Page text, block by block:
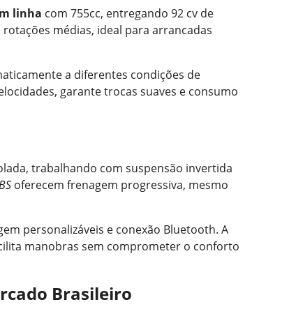
linha com 755cc, entregando 92 cv de
médias, ideal para arrancadas
a diferentes condições de
garante trocas suaves e consumo
trabalhando com suspensão invertida
oferecem frenagem progressiva, mesmo
personalizáveis e conexão Bluetooth. A
manobras sem comprometer o conforto
Brasileiro